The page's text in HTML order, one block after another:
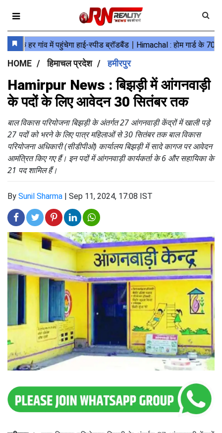
HOME हिमाचल प्रदेश हमीरपुर
Hamirpur News : बिझड़ी में आंगनवाड़ी
के पदों के लिए आवेदन 30 सितंबर तक
बाल विकास परियोजना बिझड़ी के अंतर्गत 27 आंगनवाड़ी केंद्रों में खाली पड़े
27 पदों को भरने के लिए पात्र महिलाओं से 30 सितंबर तक बाल विकास
परियोजना अधिकारी (सीडीपीओ) कार्यालय बिझड़ी में सादे कागज पर आवेदन
आमंत्रित किए गए हैं। इन पदों में आंगनवाड़ी कार्यकर्ता के 6 और सहायिका के
21 पद शामिल हैं।
By Sunil Sharma | Sep 11, 2024, 17:08 IST